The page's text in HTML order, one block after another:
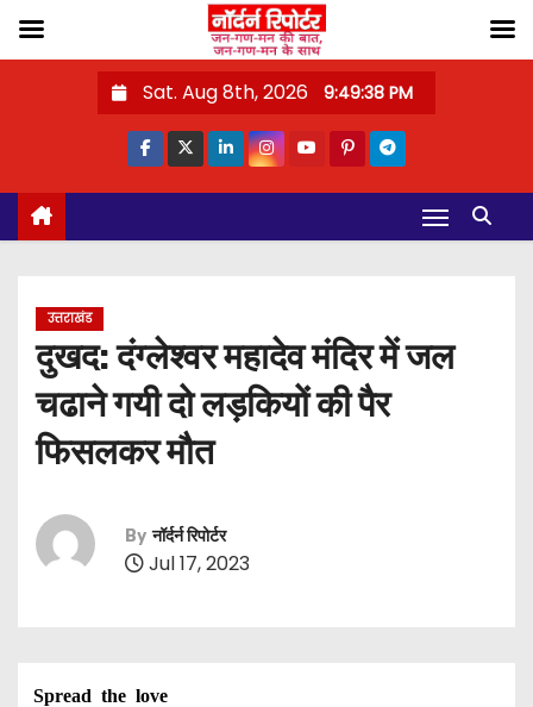
o
Sat. Aug 8th, 2026 9:49:39 PM
उत्तराखंड
दुखद: दंग्लेश्वर महादेव मंदिर में जल
चढाने गयी दो लड़कियों की पैर
फिसलकर मौत
By नॉर्दर्न रिपोर्टर
Jul 17, 2023
Spread the love